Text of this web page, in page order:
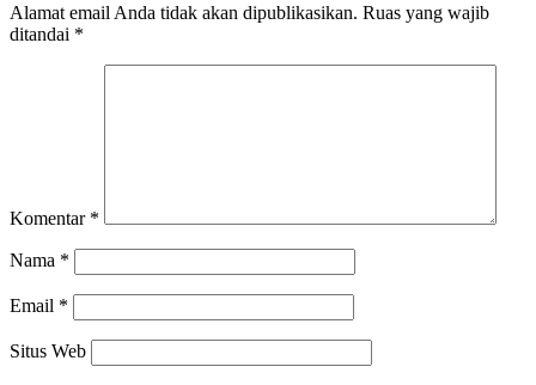
Alamat email Anda tidak akan dipublikasikan. Ruas yang wajib
ditandai *
Komentar *
Nama *
Email *
Situs Web